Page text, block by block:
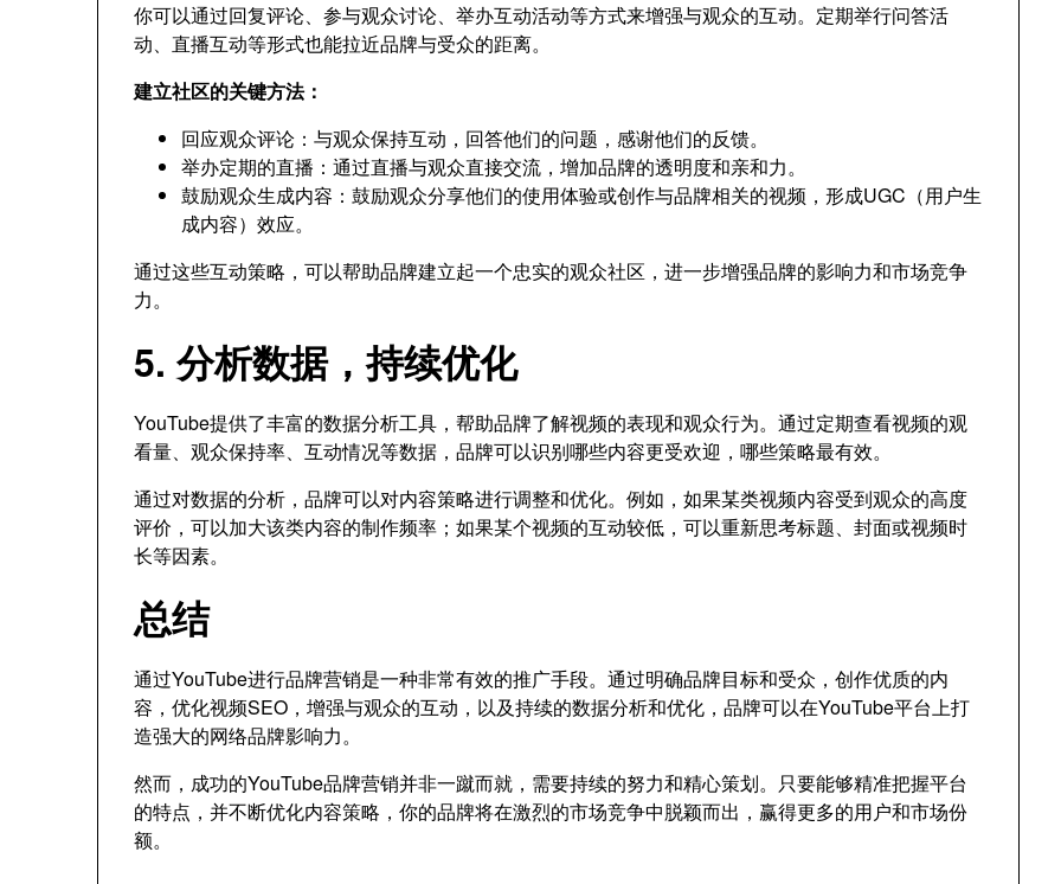
你可以通过回复评论、参与观众讨论、举办互动活动等方式来增强与观众的互动。定期举行问答活
动、直播互动等形式也能拉近品牌与受众的距离。
建立社区的关键方法：
回应观众评论：与观众保持互动，回答他们的问题，感谢他们的反馈。
举办定期的直播：通过直播与观众直接交流，增加品牌的透明度和亲和力。
鼓励观众生成内容：鼓励观众分享他们的使用体验或创作与品牌相关的视频，形成UGC（用户生
成内容）效应。
通过这些互动策略，可以帮助品牌建立起一个忠实的观众社区，进一步增强品牌的影响力和市场竞争
力。
5. 分析数据，持续优化
YouTube提供了丰富的数据分析工具，帮助品牌了解视频的表现和观众行为。通过定期查看视频的观
看量、观众保持率、互动情况等数据，品牌可以识别哪些内容更受欢迎，哪些策略最有效。
通过对数据的分析，品牌可以对内容策略进行调整和优化。例如，如果某类视频内容受到观众的高度
评价，可以加大该类内容的制作频率；如果某个视频的互动较低，可以重新思考标题、封面或视频时
长等因素。
总结
通过YouTube进行品牌营销是一种非常有效的推广手段。通过明确品牌目标和受众，创作优质的内
容，优化视频SEO，增强与观众的互动，以及持续的数据分析和优化，品牌可以在YouTube平台上打
造强大的网络品牌影响力。
然而，成功的YouTube品牌营销并非一蹴而就，需要持续的努力和精心策划。只要能够精准把握平台
的特点，并不断优化内容策略，你的品牌将在激烈的市场竞争中脱颖而出，赢得更多的用户和市场份
额。